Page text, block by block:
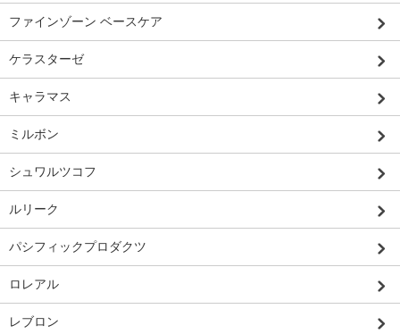
ファインゾーン ベースケア
ケラスターゼ
キャラマス
ミルボン
シュワルツコフ
ルリーク
パシフィックプロダクツ
ロレアル
レブロン